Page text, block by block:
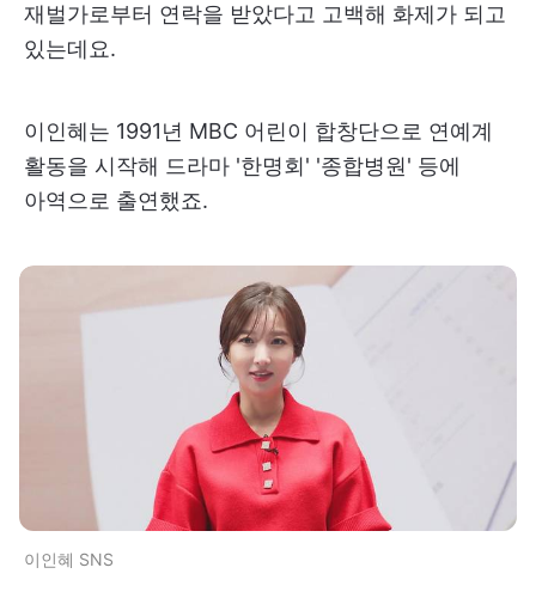
재벌가로부터 연락을 받았다고 고백해 화제가 되고
있는데요.
이인혜는 1991년 MBC 어린이 합창단으로 연예계
활동을 시작해 드라마 '한명회' '종합병원' 등에
아역으로 출연했죠.
이인혜 SNS